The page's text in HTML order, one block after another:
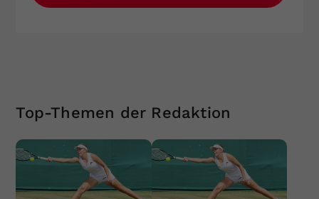
Top-Themen der Redaktion